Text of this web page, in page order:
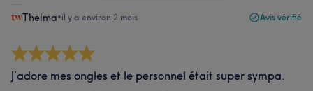
Thelma•il y a environ 2 mois Avis vérifié
J’adore mes ongles et le personnel était super sympa.